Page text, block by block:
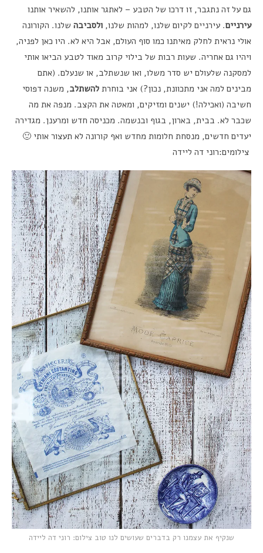
גם על זה נתגבר, זו דרכו של הטבע – לאתגר אותנו, להשאיר אותנו
עירניים. עירניים לקיום שלנו, למהות שלנו, ולסביבה שלנו. הקורונה
אולי נראית לחלק מאיתנו כמו סוף העולם, אבל היא לא. היו כאן לפניה,
ויהיו גם אחריה. שעות רבות של בילוי קרוב מאוד לטבע הביאו אותי
למסקנה שלעולם יש סדר משלו, ואו שנשתלב, או שנעלם. (אתם
מבינים למה אני מתכוונת, נכון?) אני בוחרת להשתלב, משנה דפוסי
חשיבה (ואכילה!) ישנים ומזיקים, ומאטה את הקצב. מנפה את מה
שכבר לא. בבית, בארון, בגוף ובנשמה. מכניסה חדש ומרענן. מגדירה
יעדים חדשים, מנסחת חלומות מחדש ואף קורונה לא תעצור אותי 🙂
צילומים:רוני דה ליידה
שנקיף את עצמנו רק בדברים שעושים לנו טוב צילום: רוני דה ליידה